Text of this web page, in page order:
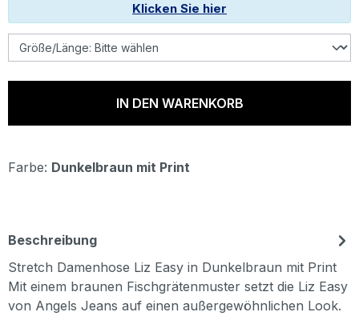
Klicken Sie hier
IN DEN WARENKORB
Farbe: Dunkelbraun mit Print
Beschreibung
Stretch Damenhose Liz Easy in Dunkelbraun mit Print
Mit einem braunen Fischgrätenmuster setzt die Liz Easy
von Angels Jeans auf einen außergewöhnlichen Look.